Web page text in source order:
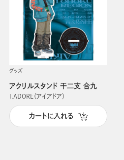
グッズ
アクリルスタンド 干二支 合九
I.ADORE（アイアドア）
カートに入れる